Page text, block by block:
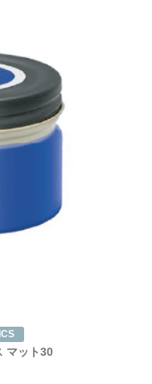
マット30